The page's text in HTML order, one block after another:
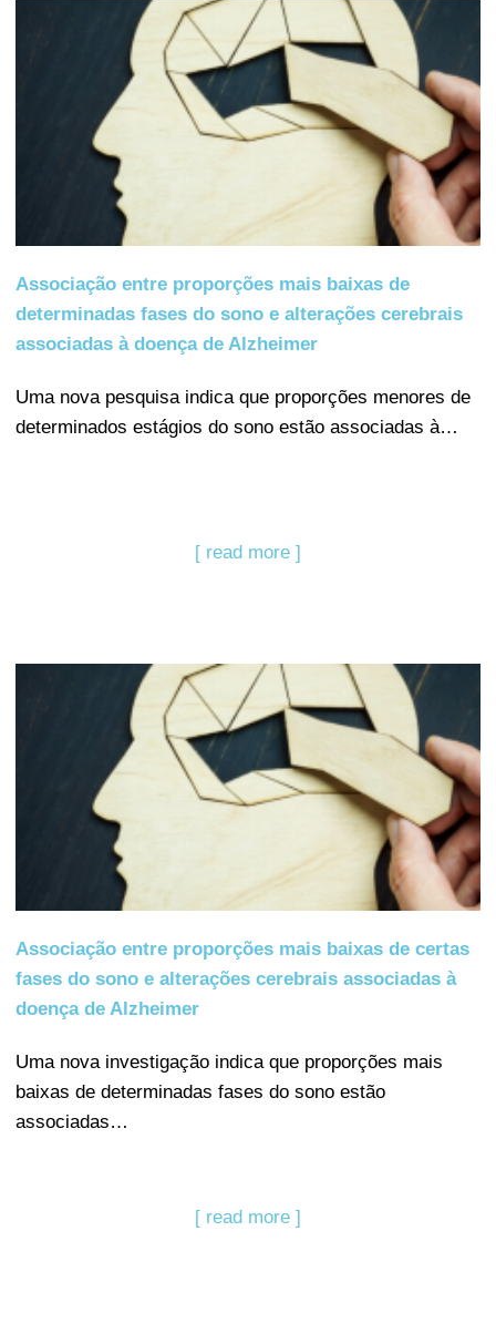
Associação entre proporções mais baixas de
determinadas fases do sono e alterações cerebrais
associadas à doença de Alzheimer
Uma nova pesquisa indica que proporções menores de
determinados estágios do sono estão associadas à…
[ read more ]
Associação entre proporções mais baixas de certas
fases do sono e alterações cerebrais associadas à
doença de Alzheimer
Uma nova investigação indica que proporções mais
baixas de determinadas fases do sono estão
associadas…
[ read more ]